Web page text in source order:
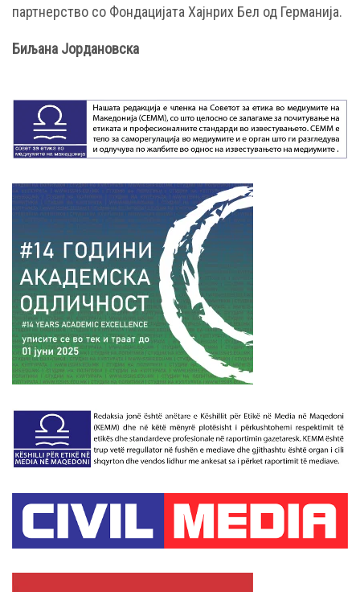
партнерство со Фондацијата Хајнрих Бел од Германија.
Биљана Јордановска